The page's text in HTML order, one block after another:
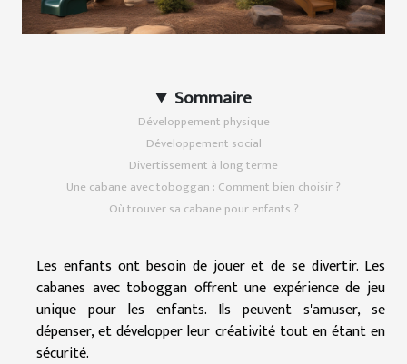
Sommaire
Développement physique
Développement social
Divertissement à long terme
Une cabane avec toboggan : Comment bien choisir ?
Où trouver sa cabane pour enfants ?
Les enfants ont besoin de jouer et de se divertir. Les
cabanes avec toboggan offrent une expérience de jeu
unique pour les enfants. Ils peuvent s'amuser, se
dépenser, et développer leur créativité tout en étant en
sécurité.